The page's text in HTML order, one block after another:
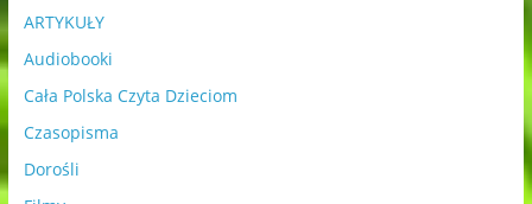
ARTYKUŁY
Audiobooki
Cała Polska Czyta Dzieciom
Czasopisma
Dorośli